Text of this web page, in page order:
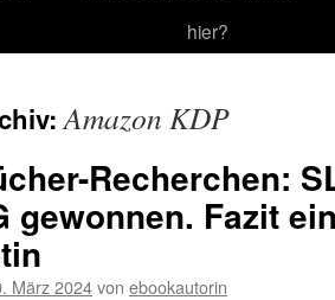
hier?
Amazon KDP
Recherchen:
gewonnen. Fazit
März 2024von ebookautorin